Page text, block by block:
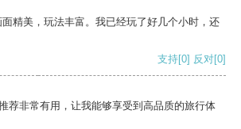
精美，玩法丰富。我已经玩了好几个小时，还
支持[0] 反对[0]
荐非常有用，让我能够享受到高品质的旅行体